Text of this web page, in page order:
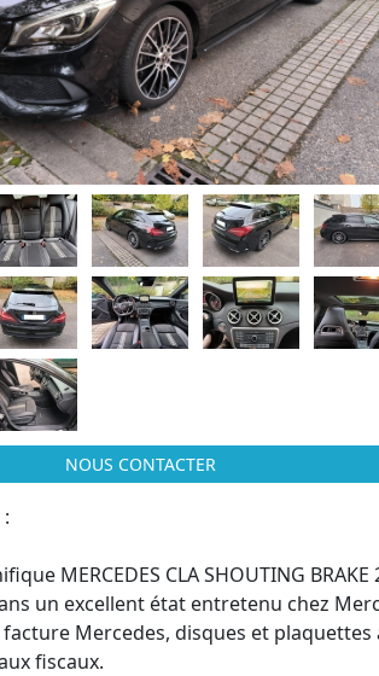
NOUS CONTACTER
MERCEDES CLA SHOUTING
un excellent état entretenu chez
facture Mercedes, disques et
fiscaux.